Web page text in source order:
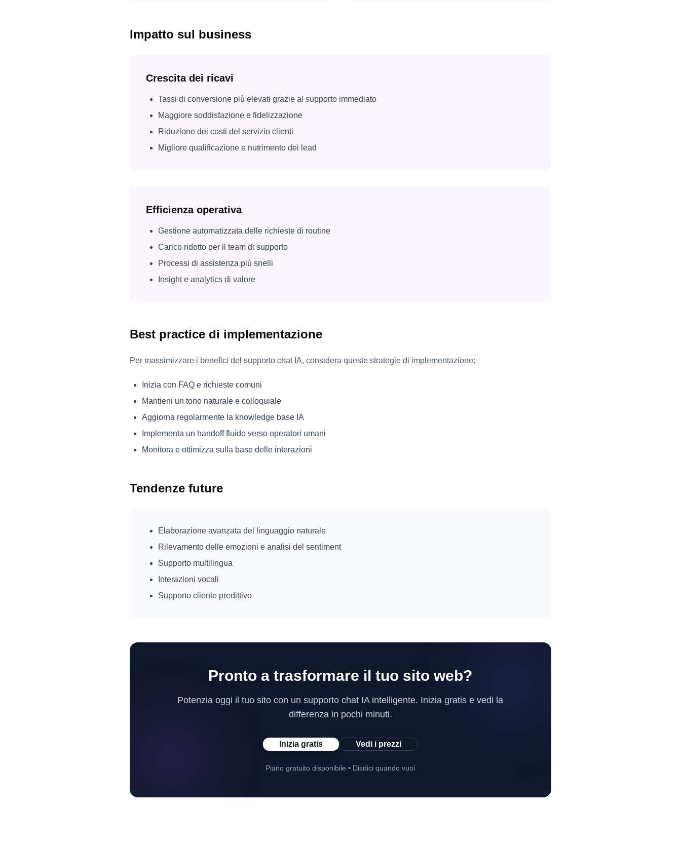
Impatto sul business
Crescita dei ricavi
Tassi di conversione più elevati grazie al supporto immediato
Maggiore soddisfazione e fidelizzazione
Riduzione dei costi del servizio clienti
Migliore qualificazione e nutrimento dei lead
Efficienza operativa
Gestione automatizzata delle richieste di routine
Carico ridotto per il team di supporto
Processi di assistenza più snelli
Insight e analytics di valore
Best practice di implementazione
Per massimizzare i benefici del supporto chat IA, considera queste strategie di implementazione:
Inizia con FAQ e richieste comuni
Mantieni un tono naturale e colloquiale
Aggiorna regolarmente la knowledge base IA
Implementa un handoff fluido verso operatori umani
Monitora e ottimizza sulla base delle interazioni
Tendenze future
Elaborazione avanzata del linguaggio naturale
Rilevamento delle emozioni e analisi del sentiment
Supporto multilingua
Interazioni vocali
Supporto cliente predittivo
Pronto a trasformare il tuo sito web?
Potenzia oggi il tuo sito con un supporto chat IA intelligente. Inizia gratis e vedi la
differenza in pochi minuti.
Inizia gratis Vedi i prezzi
Piano gratuito disponibile • Disdici quando vuoi